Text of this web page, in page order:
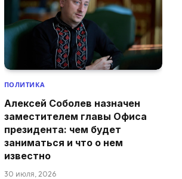
ПОЛИТИКА
Алексей Соболев назначен
заместителем главы Офиса
президента: чем будет
заниматься и что о нем
известно
30 июля, 2026